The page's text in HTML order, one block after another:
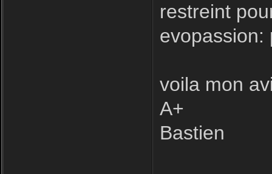
restreint
evopassion:
voila mon
A+
Bastien